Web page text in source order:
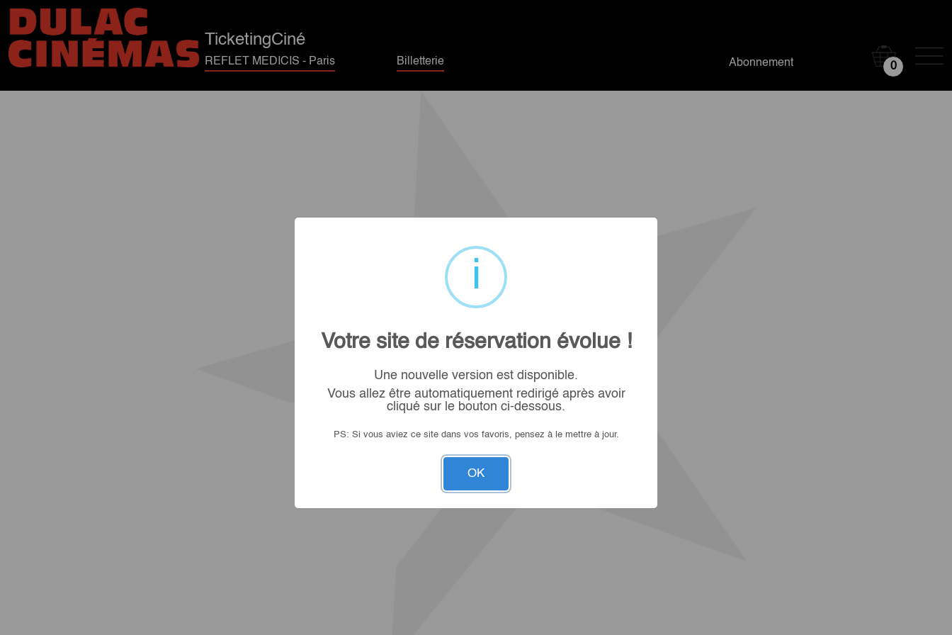
TicketingCiné
REFLET MEDICIS - Paris Billetterie Abonnement 0
Votre site de réservation évolue !
Une nouvelle version est disponible.
Vous allez être automatiquement redirigé après avoir
cliqué sur le bouton ci-dessous.
PS: Si vous aviez ce site dans vos favoris, pensez à le mettre à jour.
OK